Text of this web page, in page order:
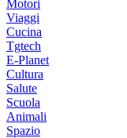
Motori
Viaggi
Cucina
Tgtech
E-Planet
Cultura
Salute
Scuola
Animali
Spazio